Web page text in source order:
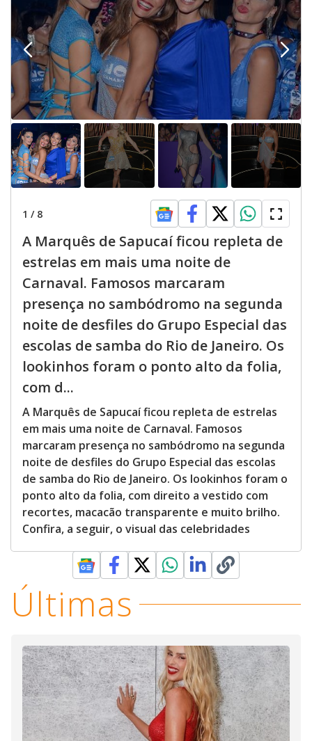
1 / 8
A Marquês de Sapucaí ficou repleta de
estrelas em mais uma noite de
Carnaval. Famosos marcaram
presença no sambódromo na segunda
noite de desfiles do Grupo Especial das
escolas de samba do Rio de Janeiro. Os
lookinhos foram o ponto alto da folia,
com d...
A Marquês de Sapucaí ficou repleta de estrelas
em mais uma noite de Carnaval. Famosos
marcaram presença no sambódromo na segunda
noite de desfiles do Grupo Especial das escolas
de samba do Rio de Janeiro. Os lookinhos foram o
ponto alto da folia, com direito a vestido com
recortes, macacão transparente e muito brilho.
Confira, a seguir, o visual das celebridades
Últimas